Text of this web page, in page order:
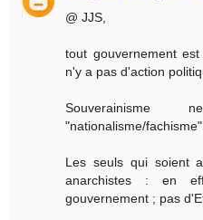
@ JJS,
tout gouvernement
n'y a pas d'action
"nationalisme/fachisme".
Les seuls qui soient
anarchistes : en
gouvernement ; pas